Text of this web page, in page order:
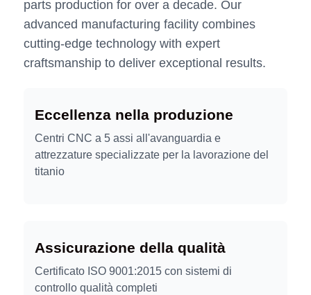
parts production for over a decade. Our
advanced manufacturing facility combines
cutting-edge technology with expert
craftsmanship to deliver exceptional results.
Eccellenza nella produzione
Centri CNC a 5 assi all'avanguardia e
attrezzature specializzate per la lavorazione del
titanio
Assicurazione della qualità
Certificato ISO 9001:2015 con sistemi di
controllo qualità completi